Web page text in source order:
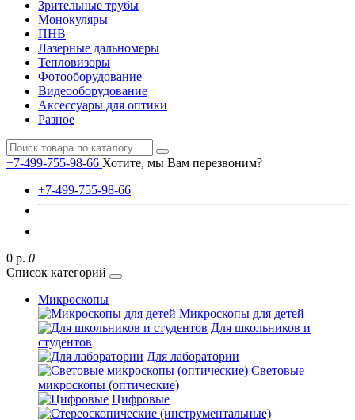
Зрительные трубы
Монокуляры
ПНВ
Лазерные дальномеры
Тепловизоры
Фотооборудование
Видеооборудование
Аксессуары для оптики
Разное
+7-499-755-98-66 Хотите, мы Вам перезвоним?
+7-499-755-98-66
0 р. 0
Список категорий
Микроскопы
Микроскопы для детей
Для школьников и
студентов
Для лаборатории
Световые
микроскопы (оптические)
Цифровые